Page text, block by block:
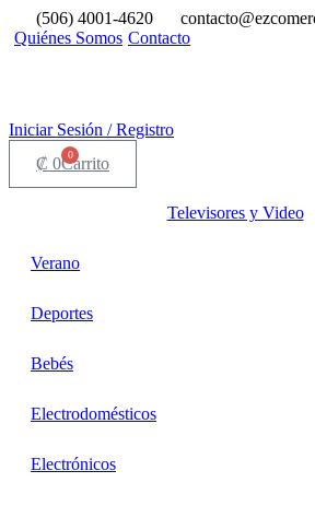
al
(506) 4001-4620
Quiénes Somos Contacto
Iniciar Sesión / Registro
₡ 0 0
Carrito
Televisores y Video
Verano
Deportes
Bebés
Electrodomésticos
Electrónicos